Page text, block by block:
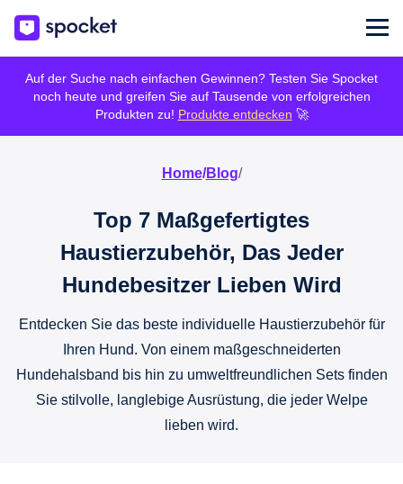
Auf der Suche nach einfachen Gewinnen? Testen Sie Spocket
noch heute und greifen Sie auf Tausende von erfolgreichen
Produkten zu! Produkte entdecken 🚀
Home/Blog/
Top 7 Maßgefertigtes
Haustierzubehör, Das Jeder
Hundebesitzer Lieben Wird
Entdecken Sie das beste individuelle Haustierzubehör für
Ihren Hund. Von einem maßgeschneiderten
Hundehalsband bis hin zu umweltfreundlichen Sets finden
Sie stilvolle, langlebige Ausrüstung, die jeder Welpe
lieben wird.